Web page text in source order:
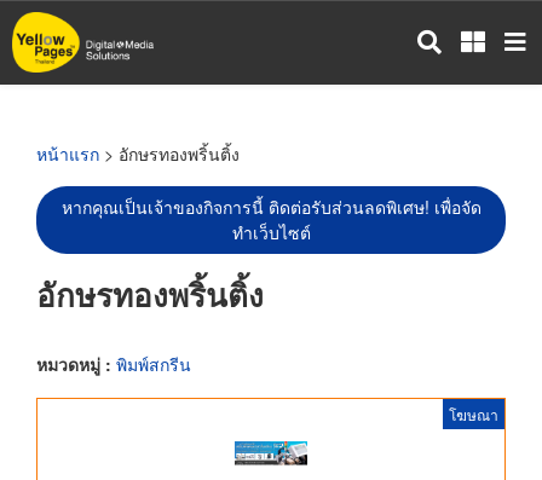
ข้าม
ไป
หน้าแรก > อักษรทองพริ้นติ้ง
หากคุณเป็นเจ้าของกิจการนี้ ติดต่อรับส่วนลดพิเศษ! เพื่อจัด
ทำเว็บไซต์
อักษรทองพริ้นติ้ง
หมวดหมู่ : พิมพ์สกรีน
โฆษณา